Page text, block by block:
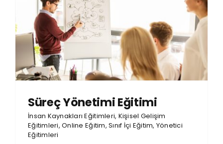
Süreç Yönetimi Eğitimi
İnsan Kaynakları Eğitimleri, Kişisel Gelişim
Eğitimleri,Online Eğitim,Sınıf İçi Eğitim, Yönetici
Eğitimleri